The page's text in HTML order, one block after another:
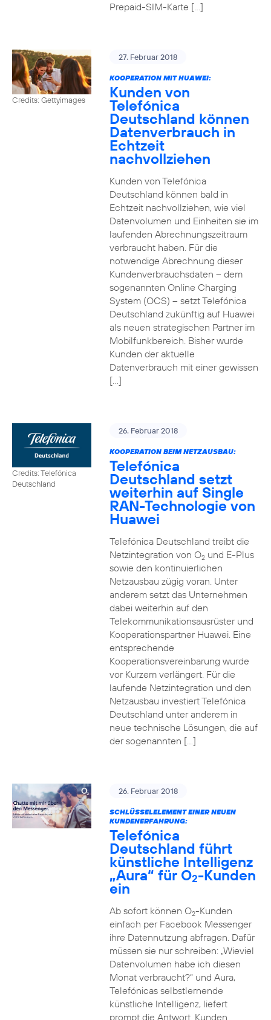
Prepaid-SIM-Karte […]
Credits: Gettyimages
27. Februar 2018
KOOPERATION MIT HUAWEI:
Kunden von
Telefónica
Deutschland können
Datenverbrauch in
Echtzeit
nachvollziehen
Kunden von Telefónica
Deutschland können bald in
Echtzeit nachvollziehen, wie viel
Datenvolumen und Einheiten sie im
laufenden Abrechnungszeitraum
verbraucht haben. Für die
notwendige Abrechnung dieser
Kundenverbrauchsdaten – dem
sogenannten Online Charging
System (OCS) – setzt Telefónica
Deutschland zukünftig auf Huawei
als neuen strategischen Partner im
Mobilfunkbereich. Bisher wurde
Kunden der aktuelle
Datenverbrauch mit einer gewissen
[…]
Credits: Telefónica
Deutschland
26. Februar 2018
KOOPERATION BEIM NETZAUSBAU:
Telefónica
Deutschland setzt
weiterhin auf Single
RAN-Technologie von
Huawei
Telefónica Deutschland treibt die
Netzintegration von O2und E-Plus
sowie den kontinuierlichen
Netzausbau zügig voran. Unter
anderem setzt das Unternehmen
dabei weiterhin auf den
Telekommunikationsausrüster und
Kooperationspartner Huawei. Eine
entsprechende
Kooperationsvereinbarung wurde
vor Kurzem verlängert. Für die
laufende Netzintegration und den
Netzausbau investiert Telefónica
Deutschland unter anderem in
neue technische Lösungen, die auf
der sogenannten […]
26. Februar 2018
SCHLÜSSELELEMENT EINER NEUEN
KUNDENERFAHRUNG:
Telefónica
Deutschland führt
künstliche Intelligenz
„Aura“ für O2-Kunden
ein
Ab sofort können O2-Kunden
einfach per Facebook Messenger
ihre Datennutzung abfragen. Dafür
müssen sie nur schreiben: „Wieviel
Datenvolumen habe ich diesen
Monat verbraucht?“ und Aura,
Telefónicas selbstlernende
künstliche Intelligenz, liefert
prompt die Antwort. Kunden